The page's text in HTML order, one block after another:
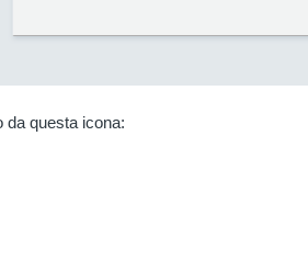
da questa icona: